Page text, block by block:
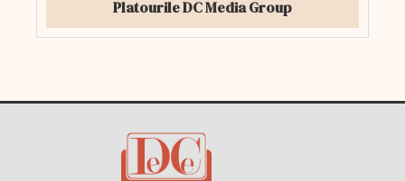
Platourile DC Media Group